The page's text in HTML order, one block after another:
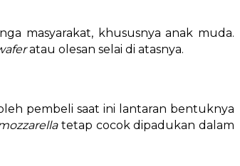
masyarakat, khususnya anak muda.
atau olesan selai di atasnya.
pembeli saat ini lantaran bentuknya
tetap cocok dipadukan dalam